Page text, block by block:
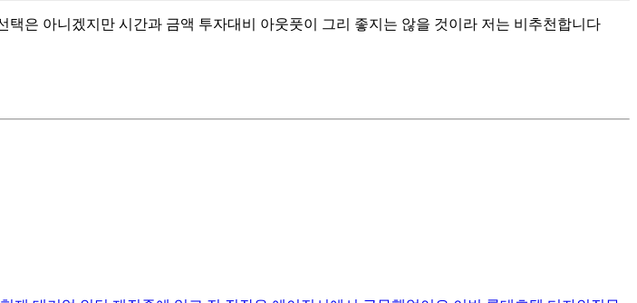
은 아니겠지만 시간과 금액 투자대비 아웃풋이 그리 좋지는 않을 것이라 저는 비추천합니다